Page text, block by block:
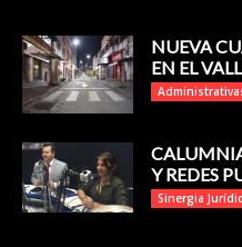
NUEVA
EN EL
Y REDES
Sinergia